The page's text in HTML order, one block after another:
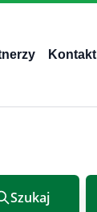
Kontakt
Szukaj